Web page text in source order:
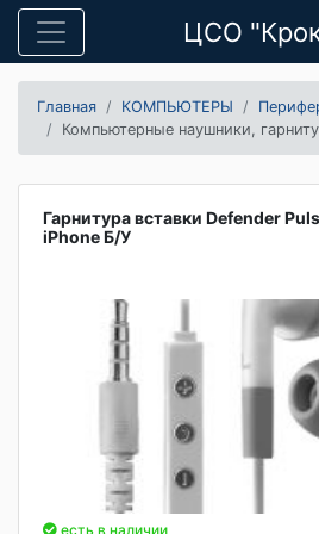
ЦСО
Главная КОМПЬЮТЕРЫ
Компьютерные наушники,
Гарнитура вставки Defender
iPhone Б/У
есть в наличии